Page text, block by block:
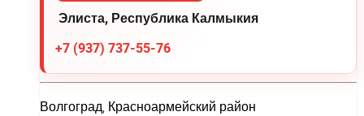
Элиста, Республика Калмыкия
+7 (937) 737-55-76
Волгоград, Красноармейский район